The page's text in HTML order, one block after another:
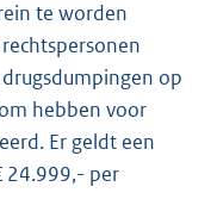
te worden
op
hebben voor
Er geldt een
24.999,- per